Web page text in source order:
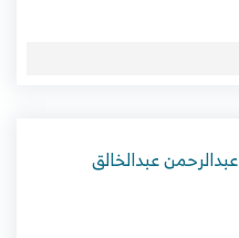
عبدالخالق